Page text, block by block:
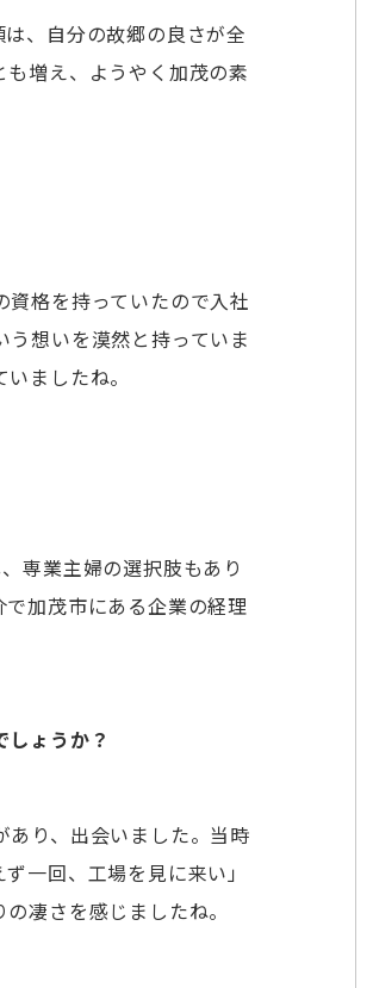
、自分の故郷の良さが全
増え、ようやく加茂の素
資格を持っていたので入社
想いを漠然と持っていま
ましたね。
専業主婦の選択肢もあり
加茂市にある企業の経理
ょうか？
あり、出会いました。当時
一回、工場を見に来い」
凄さを感じましたね。